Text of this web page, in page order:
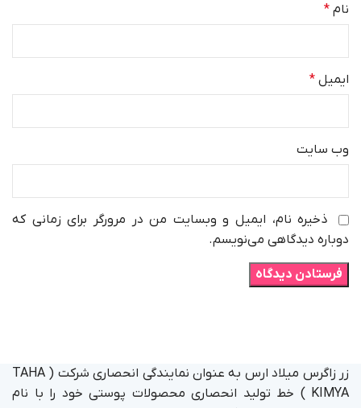
نام *
ایمیل *
وب‌ سایت
ذخیره نام، ایمیل و وبسایت من در مرورگر برای زمانی که
دوباره دیدگاهی می‌نویسم.
زر زاگرس میلاد ارس به عنوان نمایندگی انحصاری شرکت ( TAHA
KIMYA ) خط تولید انحصاری محصولات پوستی خود را با نام